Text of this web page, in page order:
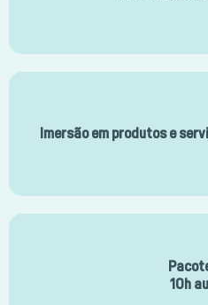
Imersão em produtos e
10h